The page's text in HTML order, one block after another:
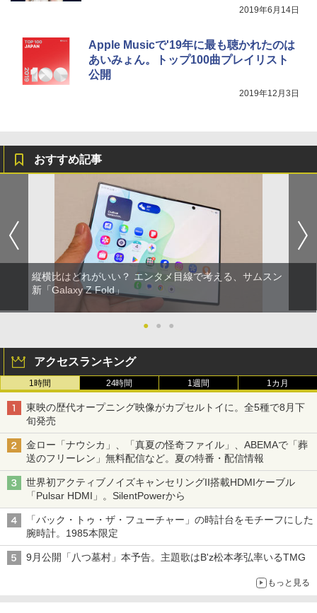
2019年6月14日
Apple Musicで'19年に最も聴かれたのは
あいみょん。トップ100曲プレイリスト
公開
2019年12月3日
おすすめ記事
縦横比はどれがいい？ エンタメ目線で考える、サムスン
新「Galaxy Z Fold」
● ● ●
アクセスランキング
1時間 24時間 1週間 1カ月
東映の歴代オープニング映像がカプセルトイに。全5種で8月下
旬発売
金ロー「ナウシカ」、「真夏の怪奇ファイル」、ABEMAで「葬
送のフリーレン」無料配信など。夏の特番・配信情報
世界初アクティブノイズキャンセリングII搭載HDMIケーブル
「Pulsar HDMI」。SilentPowerから
「バック・トゥ・ザ・フューチャー」の時計台をモチーフにした
腕時計。1985本限定
9月公開「八つ墓村」本予告。主題歌はB'z松本孝弘率いるTMG
もっと見る